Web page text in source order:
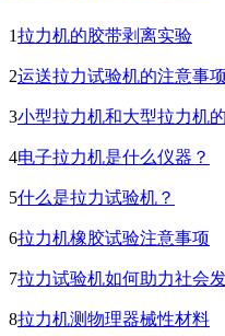
1拉力机的胶带剥离实验
2运送拉力试验机的注意事项
3小型拉力机和大型拉力机
4电子拉力机是什么仪器？
5什么是拉力试验机？
6拉力机橡胶试验注意事项
7拉力试验机如何助力社会
8拉力机测物理器械性材料